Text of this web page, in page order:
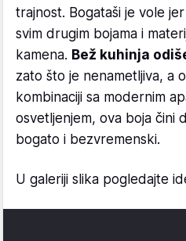
trajnost. Bogataši je vole
svim drugim bojama i
kamena. Bež kuhinja
zato što je nenametljiva, a
kombinaciji sa modernim
osvetljenjem, ova boja čini
bogato i bezvremenski.
U galeriji slika pogledajte